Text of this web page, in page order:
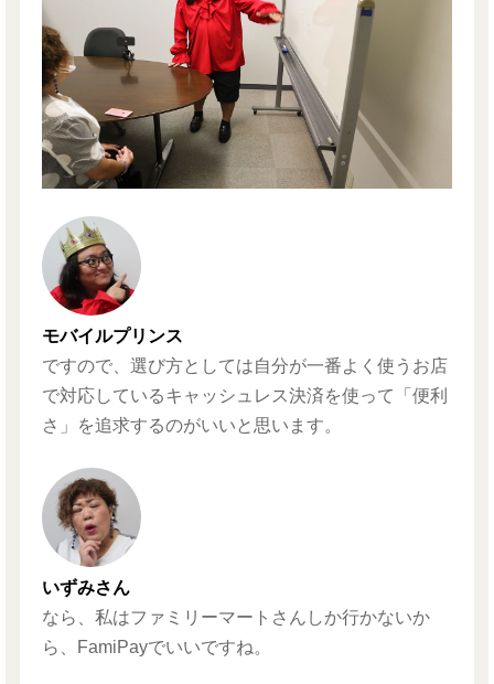
モバイルプリンス
ですので、選び方としては自分が一番よく使うお店
で対応しているキャッシュレス決済を使って「便利
さ」を追求するのがいいと思います。
いずみさん
なら、私はファミリーマートさんしか行かないか
ら、FamiPayでいいですね。